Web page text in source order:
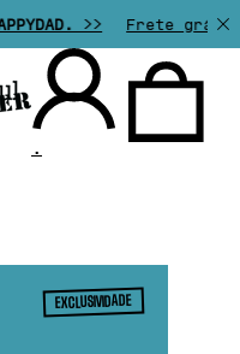
Frete grátis em
.
EXCLUSIVIDADE